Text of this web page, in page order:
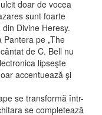
doar de vocea
sunt foarte
Divine Heresy.
pe „The
de C. Bell nu
lipseşte
accentuează şi
se transformă într-
se completează